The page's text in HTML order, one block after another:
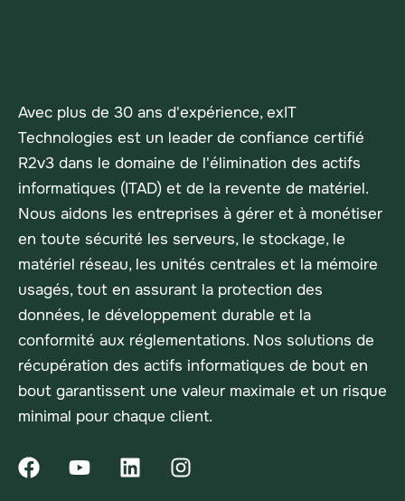
Avec plus de 30 ans d'expérience, exIT
Technologies est un leader de confiance certifié
R2v3 dans le domaine de l'élimination des actifs
informatiques (ITAD) et de la revente de matériel.
Nous aidons les entreprises à gérer et à monétiser
en toute sécurité les serveurs, le stockage, le
matériel réseau, les unités centrales et la mémoire
usagés, tout en assurant la protection des
données, le développement durable et la
conformité aux réglementations. Nos solutions de
récupération des actifs informatiques de bout en
bout garantissent une valeur maximale et un risque
minimal pour chaque client.